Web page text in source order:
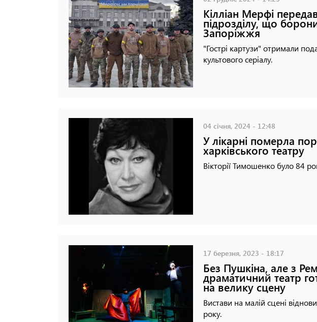
Кілліан Мерфі
підрозділу, що
Запоріжжя
"Гострі картузи" отримали
культового серіалу.
04 січня, 2024 - 12:48
У лікарні померла
харківського театру
Вікторії Тимошенко було 84
17 березня, 2023 - 18:17
Без Пушкіна, але з
драматичний театр
на велику сцену
Вистави на малій сцені
року.